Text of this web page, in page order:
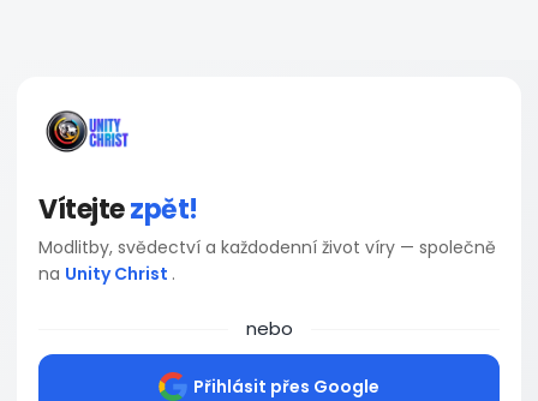
Vítejtezpět!
Modlitby, svědectví a každodenní život víry — společně
na Unity Christ .
nebo
Přihlásit přes Google